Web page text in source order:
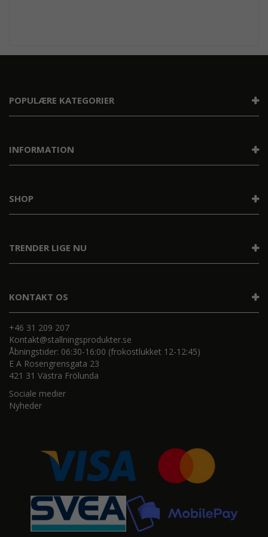
KONTAKT OS
+46 31 209 207
Kontakt@stallningsprodukter.se
Åbningstider: 06:30-16:00 (frokostlukket 12-12:45)
E A Rosengrensgata 23
421 31 Västra Frölunda
Sociale medier
Nyheder
POPULÆRE KATEGORIER
INFORMATION
TRENDER LIGE NU
SHOP